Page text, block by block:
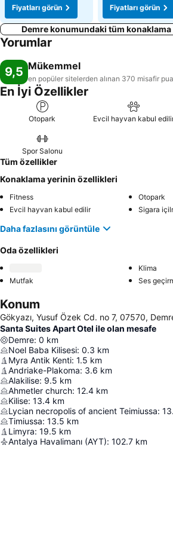
Fiyatları görün
Fiyatları görün
Demre konumundaki tüm
Yorumlar
9,5 Mükemmel
en popüler sitelerden alınan 370 misafir
En İyi Özellikler
Otopark Evcil hayvan kabul
Spor Salonu
Tüm özellikler
Konaklama yerinin özellikleri
Fitness
Otopark
Evcil hayvan kabul edilir
Sigara
Daha fazlasını görüntüle
Oda özellikleri
Klima
Mutfak
Ses
Konum
Gökyazı, Yusuf Özek Cd. no 7, 07570,
Santa Suites Apart Otel ile olan mesafe
Demre: 0 km
Noel Baba Kilisesi: 0.3 km
Myra Antik Kenti: 1.5 km
Andriake-Plakoma: 3.6 km
Alakilise: 9.5 km
Ahmetler church: 12.4 km
Kilise: 13.4 km
Lycian necropolis of ancient Teimiussa:
Timiussa: 13.5 km
Limyra: 19.5 km
Antalya Havalimanı (AYT): 102.7 km